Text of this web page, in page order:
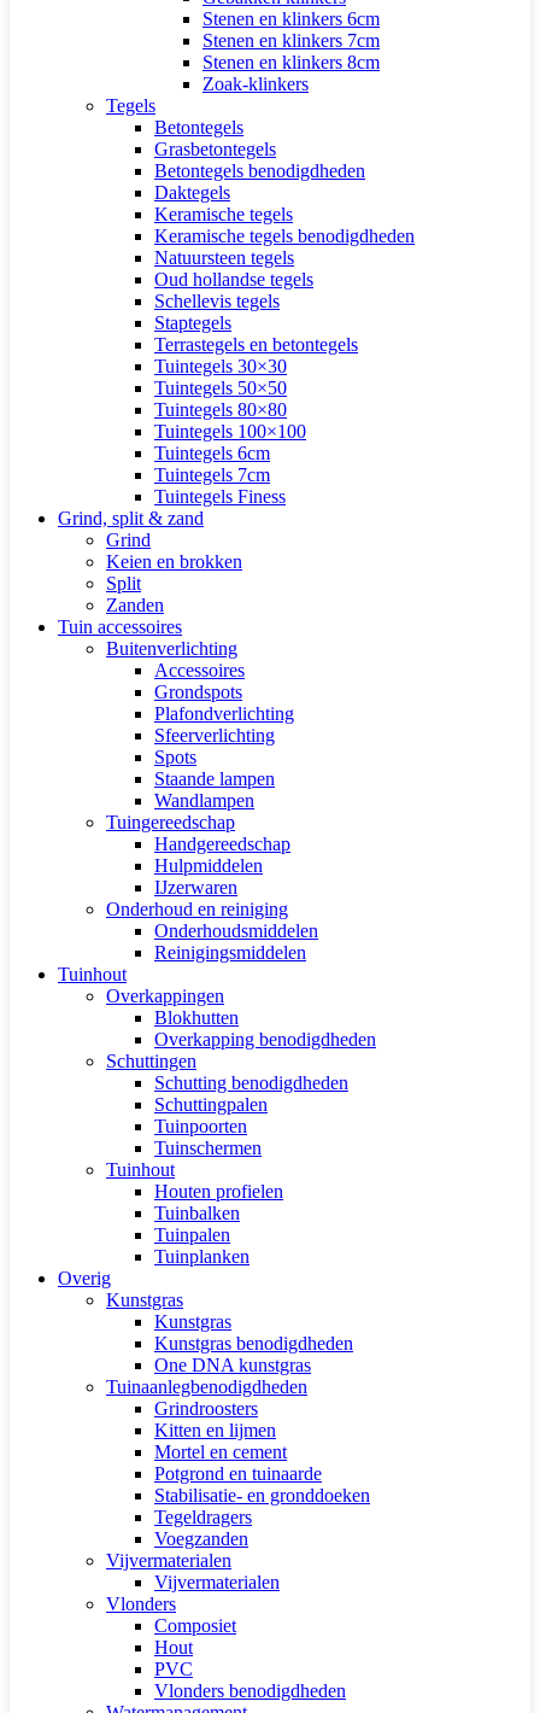
Stenen en klinkers 6cm
Stenen en klinkers 7cm
Stenen en klinkers 8cm
Zoak-klinkers
Tegels
Betontegels
Grasbetontegels
Betontegels benodigdheden
Daktegels
Keramische tegels
Keramische tegels benodigdheden
Natuursteen tegels
Oud hollandse tegels
Schellevis tegels
Staptegels
Terrastegels en betontegels
Tuintegels 30×30
Tuintegels 50×50
Tuintegels 80×80
Tuintegels 100×100
Tuintegels 6cm
Tuintegels 7cm
Tuintegels Finess
Grind, split & zand
Grind
Keien en brokken
Split
Zanden
Tuin accessoires
Buitenverlichting
Accessoires
Grondspots
Plafondverlichting
Sfeerverlichting
Spots
Staande lampen
Wandlampen
Tuingereedschap
Handgereedschap
Hulpmiddelen
IJzerwaren
Onderhoud en reiniging
Onderhoudsmiddelen
Reinigingsmiddelen
Tuinhout
Overkappingen
Blokhutten
Overkapping benodigdheden
Schuttingen
Schutting benodigdheden
Schuttingpalen
Tuinpoorten
Tuinschermen
Tuinhout
Houten profielen
Tuinbalken
Tuinpalen
Tuinplanken
Overig
Kunstgras
Kunstgras
Kunstgras benodigdheden
One DNA kunstgras
Tuinaanlegbenodigdheden
Grindroosters
Kitten en lijmen
Mortel en cement
Potgrond en tuinaarde
Stabilisatie- en gronddoeken
Tegeldragers
Voegzanden
Vijvermaterialen
Vijvermaterialen
Vlonders
Composiet
Hout
PVC
Vlonders benodigdheden